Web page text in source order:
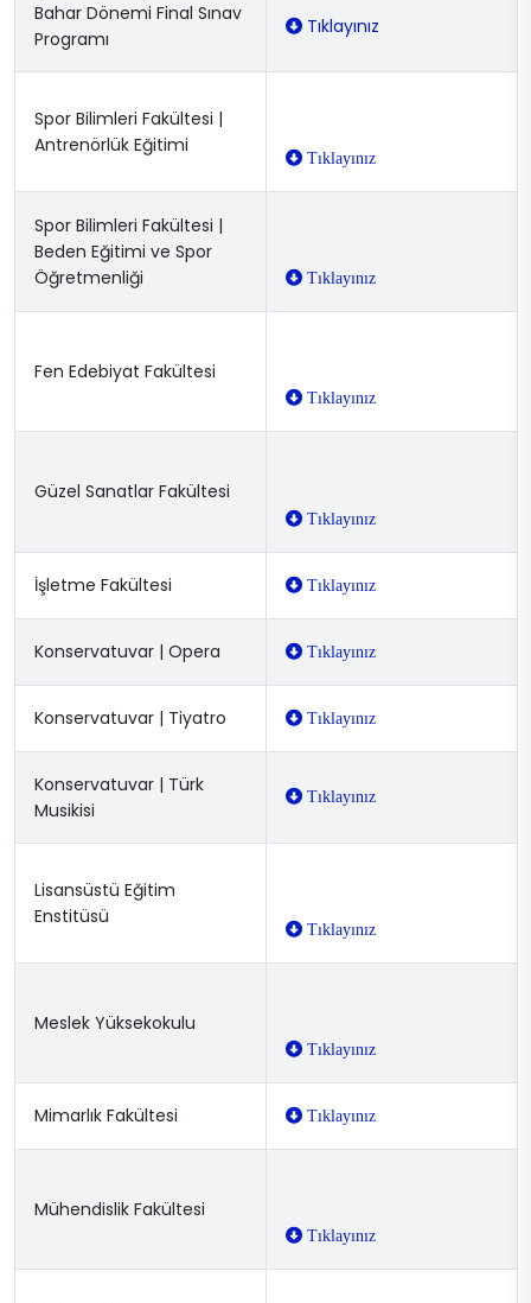
Bahar Dönemi Final Sınav
Programı
Tıklayınız
Spor Bilimleri Fakültesi |
Antrenörlük Eğitimi
Tıklayınız
Spor Bilimleri Fakültesi |
Beden Eğitimi ve Spor
Öğretmenliği
Tıklayınız
Fen Edebiyat Fakültesi
Tıklayınız
Güzel Sanatlar Fakültesi
Tıklayınız
İşletme Fakültesi Tıklayınız
Konservatuvar | Opera Tıklayınız
Konservatuvar | Tiyatro Tıklayınız
Konservatuvar | Türk
Musikisi
Tıklayınız
Lisansüstü Eğitim
Enstitüsü
Tıklayınız
Meslek Yüksekokulu
Tıklayınız
Mimarlık Fakültesi Tıklayınız
Mühendislik Fakültesi
Tıklayınız